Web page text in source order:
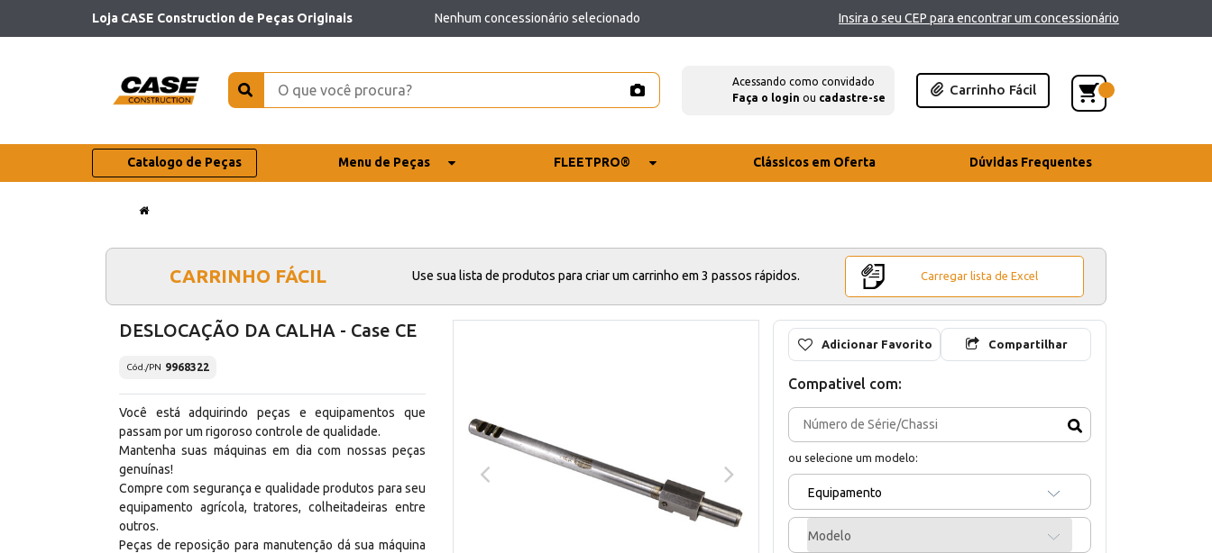
Loja CASE Construction de Peças Originais Nenhum concessionário selecionado Insira o seu CEP para encontrar um concessionário
Acessando como convidado
Faça o login ou cadastre-se
Carrinho Fácil
Catalogo de Peças Menu de Peças FLEETPRO® Clássicos em Oferta Dúvidas Frequentes
CARRINHO FÁCIL Use sua lista de produtos para criar um carrinho em 3 passos rápidos. Carregar lista de Excel
DESLOCAÇÃO DA CALHA - Case CE
Cód./PN 9968322
Você está adquirindo peças e equipamentos que
passam por um rigoroso controle de qualidade.
Mantenha suas máquinas em dia com nossas peças
genuínas!
Compre com segurança e qualidade produtos para seu
equipamento agrícola, tratores, colheitadeiras entre
outros.
Peças de reposição para manutenção dá sua máquina
Adicionar Favorito Compartilhar
Compativel com:
ou selecione um modelo:
Equipamento
Modelo